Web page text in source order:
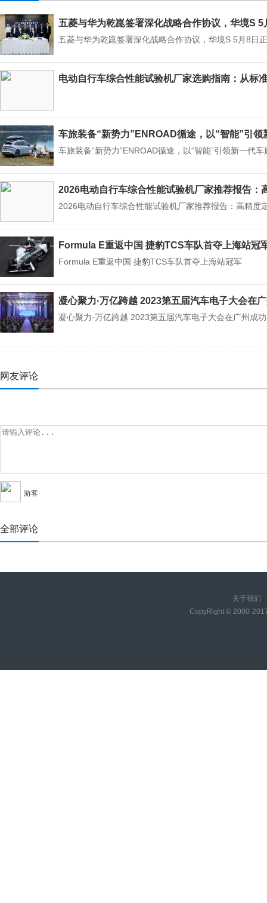
五菱与华为乾崑签署深化战略合作协议，华境S 5
五菱与华为乾崑签署深化战略合作协议，华境S 5月8日
电动自行车综合性能试验机厂家选购指南：从标
车旅装备“新势力”ENROAD循途，以“智能”引领
车旅装备“新势力”ENROAD循途，以“智能”引领新一代车
2026电动自行车综合性能试验机厂家推荐报告：
2026电动自行车综合性能试验机厂家推荐报告：高精度
Formula E重返中国 捷豹TCS车队首夺上海站冠
Formula E重返中国 捷豹TCS车队首夺上海站冠军
凝心聚力·万亿跨越 2023第五届汽车电子大会在
凝心聚力·万亿跨越 2023第五届汽车电子大会在广州成
网友评论
游客
全部评论
关于我们
CopyRight © 2000-